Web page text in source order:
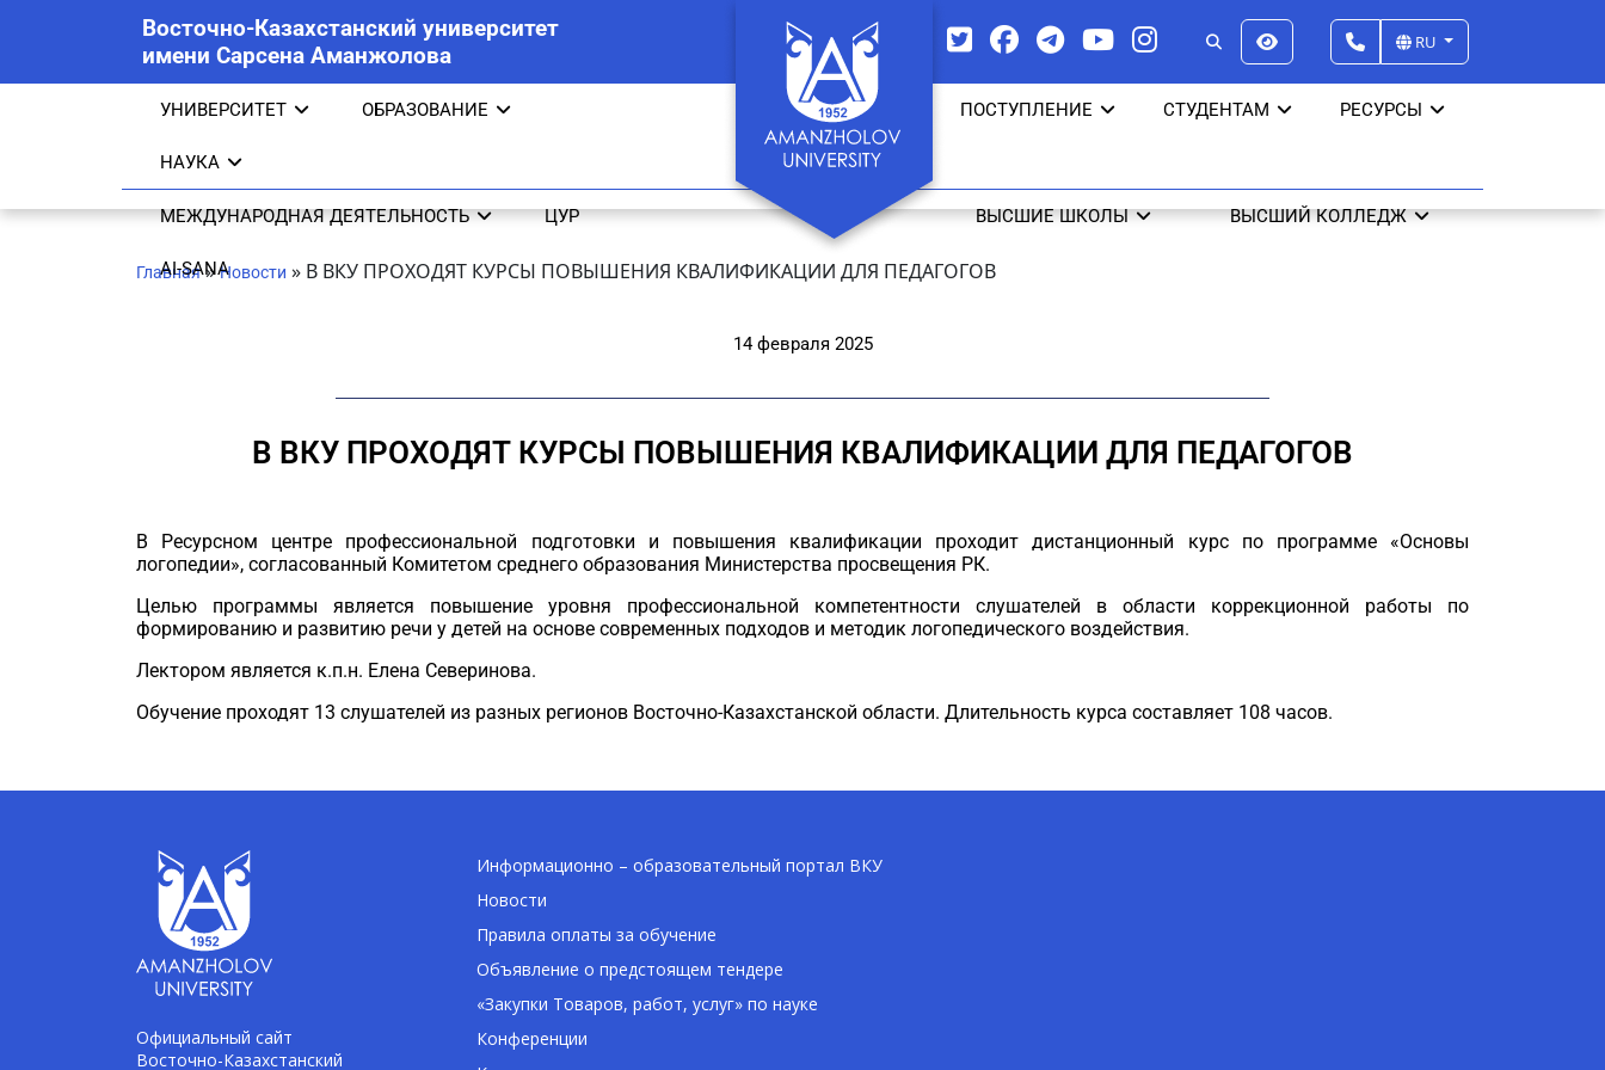
Восточно-Казахстанский университет
имени Сарсена Аманжолова
RU
УНИВЕРСИТЕТ ОБРАЗОВАНИЕ
НАУКА
ПОСТУПЛЕНИЕ СТУДЕНТАМ РЕСУРСЫ
МЕЖДУНАРОДНАЯ ДЕЯТЕЛЬНОСТЬ ЦУР
AI-SANA
ВЫСШИЕ ШКОЛЫ ВЫСШИЙ КОЛЛЕДЖ
Главная»Новости » В ВКУ ПРОХОДЯТ КУРСЫ ПОВЫШЕНИЯ КВАЛИФИКАЦИИ ДЛЯ ПЕДАГОГОВ
14 февраля 2025
В ВКУ ПРОХОДЯТ КУРСЫ ПОВЫШЕНИЯ КВАЛИФИКАЦИИ ДЛЯ ПЕДАГОГОВ
В Ресурсном центре профессиональной подготовки и повышения квалификации проходит дистанционный курс по программе «Основы
логопедии», согласованный Комитетом среднего образования Министерства просвещения РК.
Целью программы является повышение уровня профессиональной компетентности слушателей в области коррекционной работы по
формированию и развитию речи у детей на основе современных подходов и методик логопедического воздействия.
Лектором является к.п.н. Елена Северинова.
Обучение проходят 13 слушателей из разных регионов Восточно-Казахстанской области. Длительность курса составляет 108 часов.
Официальный сайт
Восточно-Казахстанский
Информационно – образовательный портал ВКУ
Новости
Правила оплаты за обучение
Объявление о предстоящем тендере
«Закупки Товаров, работ, услуг» по науке
Конференции